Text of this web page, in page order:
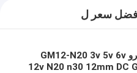
سعر ل
مايكرو GM12-N20 3v 5v 6v
12v N20 n30 12mm DC